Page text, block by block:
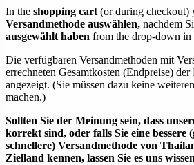
In the shopping cart(or during checkout)
Versandmethode auswählen, nachdem
ausgewählt haben from the drop-down in
Die verfügbaren Versandmethoden mit
errechneten Gesamtkosten (Endpreise)
angezeigt. (Sie müssen dazu keine
machen.)
Sollten Sie der Meinung sein, dass
korrekt sind, oder falls Sie eine bessere
schnellere) Versandmethode von
Zielland kennen, lassen Sie es uns